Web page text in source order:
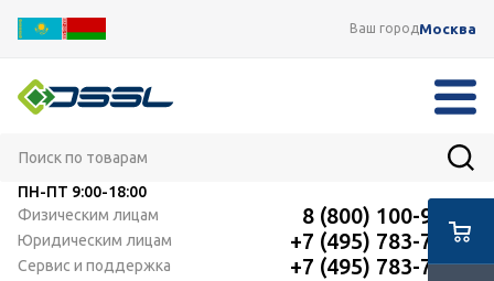
Ваш городМосква
ПН-ПТ 9:00-18:00
Физическим лицам
8 (800) 100-91-12
Юридическим лицам +7 (495) 783-72-87
Сервис и поддержка +7 (495) 783-72-87